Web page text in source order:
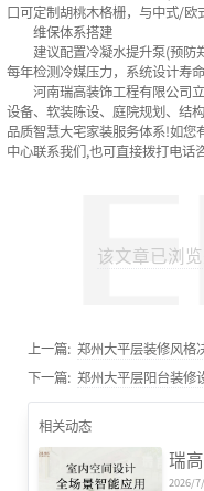
口可定制胡桃木格栅，与中式/欧
维保体系搭建‌
建议配置冷凝水提升泵(预防郑
每年检测冷媒压力，系统设计寿
河南瑞高装饰工程有限公司立
设备、软装陈设、庭院规划、结
品质智慧大宅家装服务体系!如您
中心联系我们,也可直接拨打电话
该文章已浏
上一篇: 郑州大平层装修风格
下一篇: 郑州大平层阳台装修
相关动态
2026/